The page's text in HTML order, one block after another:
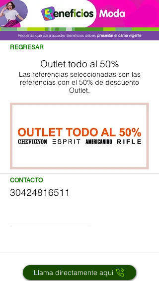
Recuerda que para acceder Beneficios debes presentar el carné vigente
REGRESAR
Outlet todo al 50%
Las referencias seleccionadas son las
referencias con el 50% de descuento
Outlet.
CONTACTO
30424816511
Llama directamente aquí